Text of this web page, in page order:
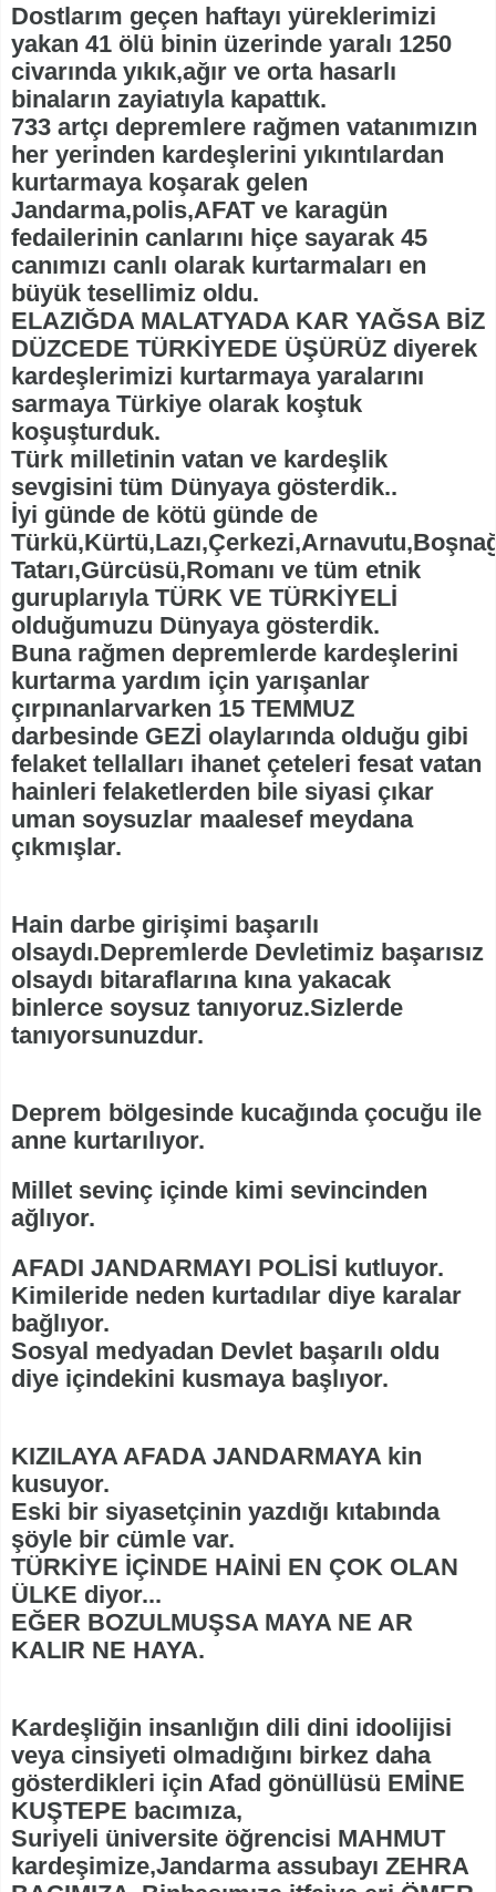
Dostlarım geçen haftayı yüreklerimizi
yakan 41 ölü binin üzerinde yaralı 1250
civarında yıkık,ağır ve orta hasarlı
binaların zayiatıyla kapattık.
733 artçı depremlere rağmen vatanımızın
her yerinden kardeşlerini yıkıntılardan
kurtarmaya koşarak gelen
Jandarma,polis,AFAT ve karagün
fedailerinin canlarını hiçe sayarak 45
canımızı canlı olarak kurtarmaları en
büyük tesellimiz oldu.
ELAZIĞDA MALATYADA KAR YAĞSA BİZ
DÜZCEDE TÜRKİYEDE ÜŞÜRÜZ diyerek
kardeşlerimizi kurtarmaya yaralarını
sarmaya Türkiye olarak koştuk
koşuşturduk.
Türk milletinin vatan ve kardeşlik
sevgisini tüm Dünyaya gösterdik..
İyi günde de kötü günde de
Tatarı,Gürcüsü,Romanı ve tüm etnik
guruplarıyla TÜRK VE TÜRKİYELİ
olduğumuzu Dünyaya gösterdik.
Buna rağmen depremlerde kardeşlerini
kurtarma yardım için yarışanlar
çırpınanlarvarken 15 TEMMUZ
darbesinde GEZİ olaylarında olduğu gibi
felaket tellalları ihanet çeteleri fesat vatan
hainleri felaketlerden bile siyasi çıkar
uman soysuzlar maalesef meydana
çıkmışlar.
Hain darbe girişimi başarılı
olsaydı.Depremlerde Devletimiz başarısız
olsaydı bitaraflarına kına yakacak
binlerce soysuz tanıyoruz.Sizlerde
tanıyorsunuzdur.
Deprem bölgesinde kucağında çocuğu ile
anne kurtarılıyor.
Millet sevinç içinde kimi sevincinden
ağlıyor.
AFADI JANDARMAYI POLİSİ kutluyor.
Kimileride neden kurtadılar diye karalar
bağlıyor.
Sosyal medyadan Devlet başarılı oldu
diye içindekini kusmaya başlıyor.
KIZILAYA AFADA JANDARMAYA kin
kusuyor.
Eski bir siyasetçinin yazdığı kıtabında
şöyle bir cümle var.
TÜRKİYE İÇİNDE HAİNİ EN ÇOK OLAN
ÜLKE diyor...
EĞER BOZULMUŞSA MAYA NE AR
KALIR NE HAYA.
Kardeşliğin insanlığın dili dini idoolijisi
veya cinsiyeti olmadığını birkez daha
gösterdikleri için Afad gönüllüsü EMİNE
KUŞTEPE bacımıza,
Suriyeli üniversite öğrencisi MAHMUT
kardeşimize,Jandarma assubayı ZEHRA